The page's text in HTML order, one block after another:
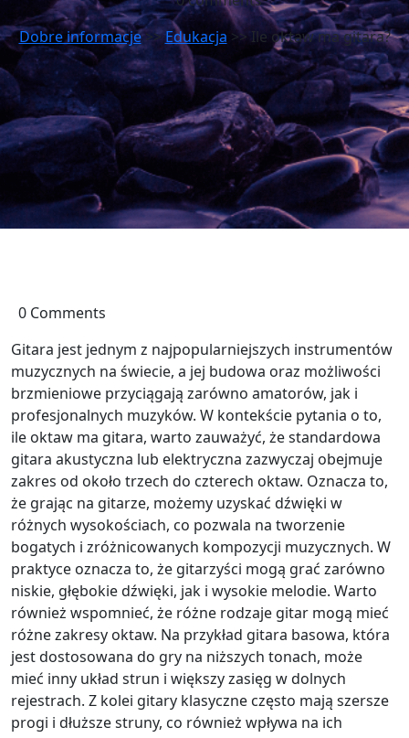
Dobre informacje>>Edukacja >> Ile oktaw ma gitara?
0 Comments
Gitara jest jednym z najpopularniejszych instrumentów
muzycznych na świecie, a jej budowa oraz możliwości
brzmieniowe przyciągają zarówno amatorów, jak i
profesjonalnych muzyków. W kontekście pytania o to,
ile oktaw ma gitara, warto zauważyć, że standardowa
gitara akustyczna lub elektryczna zazwyczaj obejmuje
zakres od około trzech do czterech oktaw. Oznacza to,
że grając na gitarze, możemy uzyskać dźwięki w
różnych wysokościach, co pozwala na tworzenie
bogatych i zróżnicowanych kompozycji muzycznych. W
praktyce oznacza to, że gitarzyści mogą grać zarówno
niskie, głębokie dźwięki, jak i wysokie melodie. Warto
również wspomnieć, że różne rodzaje gitar mogą mieć
różne zakresy oktaw. Na przykład gitara basowa, która
jest dostosowana do gry na niższych tonach, może
mieć inny układ strun i większy zasięg w dolnych
rejestrach. Z kolei gitary klasyczne często mają szersze
progi i dłuższe struny, co również wpływa na ich